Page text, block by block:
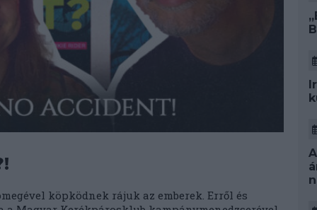
köpködnek rájuk az emberek. Erről és